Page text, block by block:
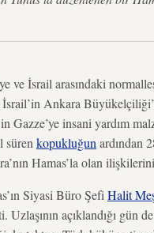
ve İsrail arasındaki
İsrail’in Ankara
Gazze’ye insani yardım
süren kopukluğun ardından
Hamas’la olan
Siyasi Büro Şefi Halit
Uzlaşının açıklandığı gün